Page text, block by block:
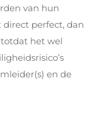
van hun
perfect, dan
het wel
en de